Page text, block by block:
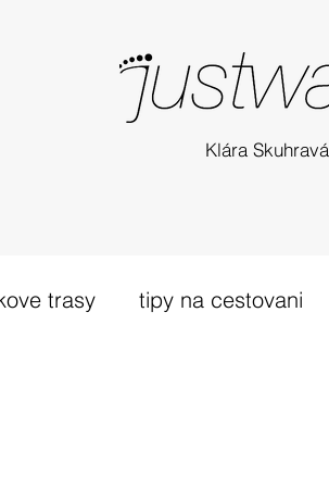
Klára Skuhravá
trasy tipy na cestovani